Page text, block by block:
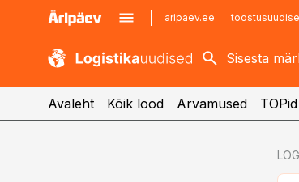
aripaev.ee
kaubandus.ee
kinnisvarauudised.ee
Avaleht Kõik lood Arvamused TOPid